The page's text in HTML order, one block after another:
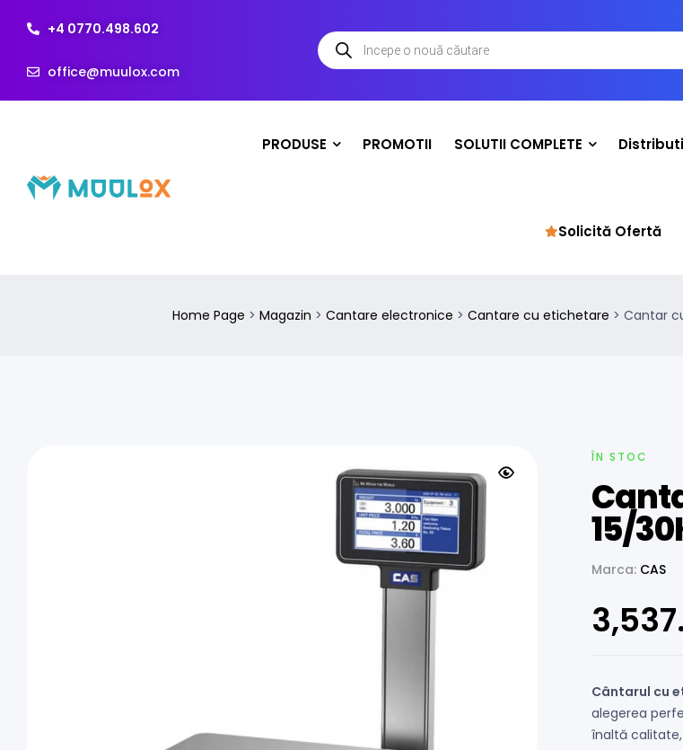
+4 0770.498.602
office@muulox.com
PRODUSE PROMOTII SOLUTII COMPLETE
Solicită Ofertă
Home Page > Magazin > Cantare electronice > Cantare cu etichetare > Cantar
ÎN STOC
15/
Marca: CAS
Cântarul cu
alegerea
înaltă